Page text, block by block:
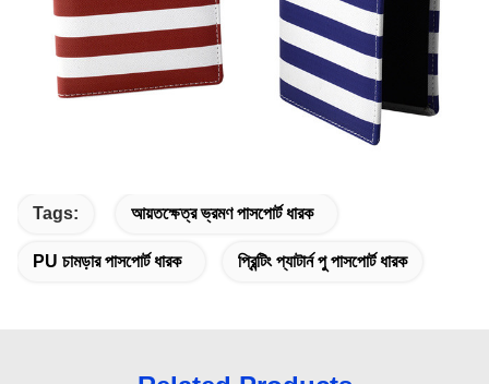
Tags: আয়তক্ষেত্র ভ্রমণ পাসপোর্ট ধারক
PU চামড়ার পাসপোর্ট ধারক প্রিন্টিং প্যাটার্ন পু পাসপোর্ট ধারক